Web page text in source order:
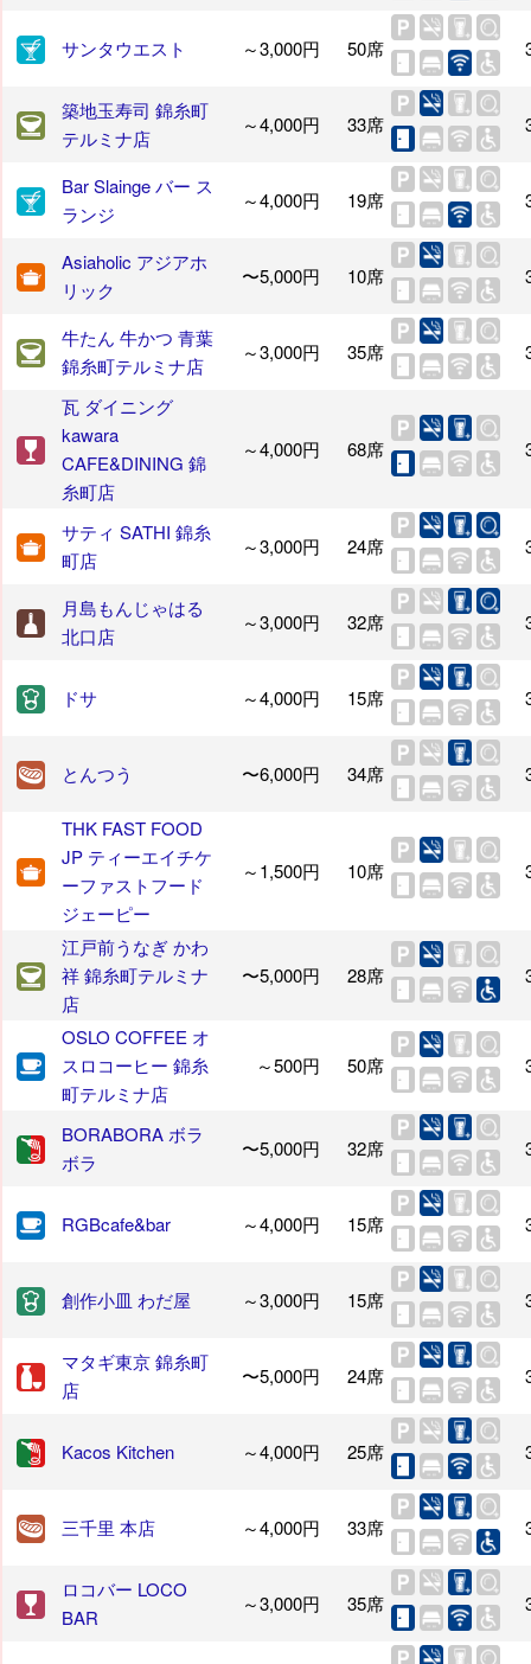
サンタウエスト ～3,000円 50席
築地玉寿司 錦糸町
テルミナ店
～4,000円 33席
Bar Slainge バー ス
ランジ
～4,000円 19席
Asiaholic アジアホ
リック
〜5,000円 10席
牛たん 牛かつ 青葉
錦糸町テルミナ店
～3,000円 35席
瓦 ダイニング
kawara
CAFE&DINING 錦
糸町店
～4,000円 68席
サティ SATHI 錦糸
町店
～3,000円 24席
月島もんじゃはる
北口店
～3,000円 32席
ドサ ～4,000円 15席
とんつう 〜6,000円 34席
THK FAST FOOD
JP ティーエイチケ
ーファストフード
ジェーピー
～1,500円 10席
江戸前うなぎ かわ
祥 錦糸町テルミナ
店
〜5,000円 28席
OSLO COFFEE オ
スロコーヒー 錦糸
町テルミナ店
～500円 50席
BORABORA ボラ
ボラ
〜5,000円 32席
RGBcafe&bar ～4,000円 15席
創作小皿 わだ屋 ～3,000円 15席
マタギ東京 錦糸町
店
〜5,000円 24席
Kacos Kitchen ～4,000円 25席
三千里 本店 ～4,000円 33席
ロコバー LOCO
BAR
～3,000円 35席